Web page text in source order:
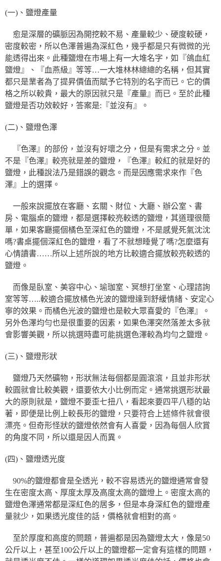
(一)、鹽燈產量
愈是深層的礦脈因為開挖較不易、產量較少、硬度較硬，
密度較密，所以色澤普遍為深紅色，幾乎都是只有微微的光
能透得出來。此種鹽燈在市場上有一大堆名字，如『鴿血紅
鹽燈』、『血燕級』等等…一大堆林林總總的名稱，但其實
都只是業者為了提昇價值而賦予它特別的名字而已。它的價
格之所以較貴，最大的原因就只是『產量』而已。至於此種
鹽燈是否功效較好，答案是:『並沒有』。
(二)、鹽燈色澤
『色澤』的部份，並沒有好壞之分，但是有需求之分。並
不是『色澤』較亮就是差的鹽燈，『色澤』較紅的就是好的
鹽燈，此種說法乃是錯誤的觀念。而是因應需求來作『色
澤』上的選擇。
一般來說擺放在客廳、玄關、財位、大廳、辦公室、書
房、電腦桌的鹽燈，都是選擇較亮較透的鹽燈，其道理很簡
單，如果客廳擺個橘色至深紅色的鹽燈，不是感覺死氣沈沈
嗎?書桌擺個深紅色的鹽燈，看了不就想睡覺了嗎?怎麼還有
心情讀書……所以上述所說的地方比較適合擺放較亮較透的
鹽燈。
而像是臥室、美容中心、瑜珈室、冥想打坐室、心理諮詢
室等等…..較適合擺放橘色光波的鹽燈達到舒緩情緒、安定心
寧的效果。而橘色光波的鹽燈也是較大眾喜愛的『色澤』。
另外色澤均勻也是很重要的因素，如果色澤突然落差太多就
會影響美觀，所以挑選時盡可能挑選色澤較為均勻之鹽燈。
(三)、鹽燈形狀
鹽燈乃天然礦物，形狀無法每個都是圓滾滾，且並非形狀
較圓就會比較美觀，還要依大小比例而定。通常挑選形狀最
大的原則就是，鹽燈不要歪七扭八，看起來要四平八穩的站
著，即便是比例上較長形的鹽燈，只要符合上述條件就會很
漂亮。但奇形怪狀的鹽燈依然會有人喜愛，因為每個人欣賞
的角度不同，所以還是因人而異。
(四)、鹽燈透光度
90%的鹽燈都會是全透光，較不容易透光的鹽燈通常會發
生在密度太高、厚度太厚及高度太高的鹽燈上。密度太高的
鹽燈色澤通常都是深紅色的居多，但是本身深紅色的鹽燈產
量就少，如果透光度佳的話，價格就會相對的高。
至於厚度和高度的問題，普遍都是因為鹽燈太大，像是50
公斤以上，甚至100公斤以上的鹽燈都一定會有這樣的問題，